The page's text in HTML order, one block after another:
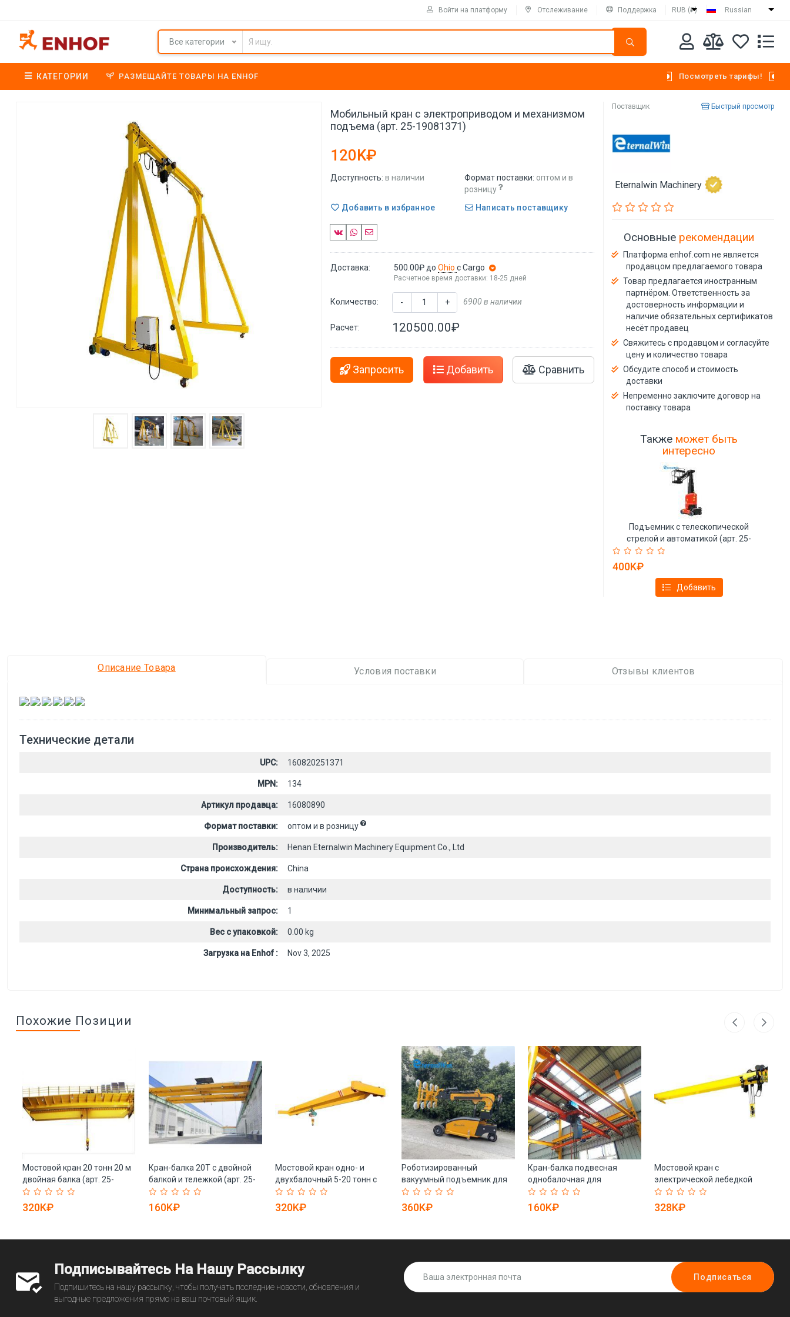
Войти на платформу Отслеживание Поддержка RUB (₽) Russian
Все категории
КАТЕГОРИИ РАЗМЕЩАЙТЕ ТОВАРЫ НА ENHOF Посмотреть тарифы!
Мобильный кран с электроприводом и механизмом
подъема (арт. 25-19081371)
120K₽
Доступность: в наличии Формат поставки: оптом и в
розницу
Добавить в избранное
Написать поставщику
Доставка: 500.00₽ доOhioс Cargo
Расчетное время доставки: 18-25 дней
Количество: - + 6900 в наличии
Расчет: 120500.00₽
Запросить Добавить Сравнить
Поставщик Быстрый просмотр
Eternalwin Machinery
Основные рекомендации
Платформа enhof.com не является
продавцом предлагаемого товара
Товар предлагается иностранным
партнёром. Ответственность за
достоверность информации и
наличие обязательных сертификатов
несёт продавец
Свяжитесь с продавцом и согласуйте
цену и количество товара
Обсудите способ и стоимость
доставки
Непременно заключите договор на
поставку товара
Также может быть
интересно
Подъемник с телескопической
стрелой и автоматикой (арт. 25-
400K₽
Добавить
Описание Товара Условия поставки Отзывы клиентов
, , , , ,
Технические детали
UPC: 160820251371
MPN: 134
Артикул продавца: 16080890
Формат поставки: оптом и в розницу
Производитель: Henan Eternalwin Machinery Equipment Co., Ltd
Страна происхождения: China
Доступность: в наличии
Минимальный запрос: 1
Вес с упаковкой: 0.00 kg
Загрузка на Enhof : Nov 3, 2025
Похожие Позиции
Мостовой кран 20 тонн 20 м
двойная балка (арт. 25-
19081268)
320K₽
Кран-балка 20Т с двойной
балкой и тележкой (арт. 25-
19081182)
160K₽
Мостовой кран одно- и
двухбалочный 5-20 тонн с
мотором и редуктором (арт.
25-19081375)
320K₽
Роботизированный
вакуумный подъемник для
стекла 300-800кг (арт. 25-
19081208)
360K₽
Кран-балка подвесная
однобалочная для
помещений (арт. 25-
19081280)
160K₽
Мостовой кран с
электрической лебедкой
20м (арт. 25-19081369)
328K₽
Подписывайтесь На Нашу Рассылку
Подпишитесь на нашу рассылку, чтобы получать последние новости, обновления и
выгодные предложения прямо на ваш почтовый ящик.
Подписаться